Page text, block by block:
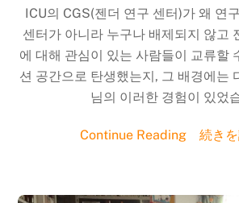
ICU의 CGS(젠더 연구 센터)가 왜 연
센터가 아니라 누구나 배제되지 않고
에 대해 관심이 있는 사람들이 교류할
션 공간으로 탄생했는지, 그 배경에는
님의 이러한 경험이 있었
Continue Reading 続きを